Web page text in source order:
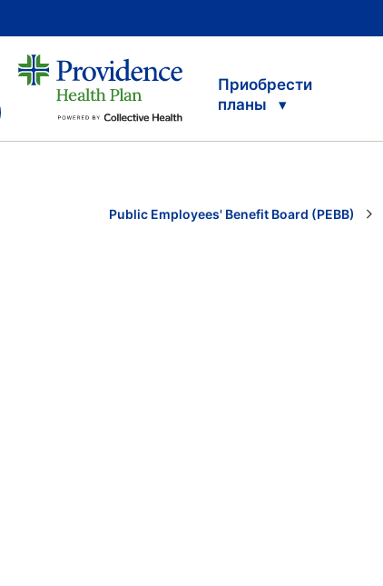
Приобрести
планы
Public Employees' Benefit Board (PEBB)